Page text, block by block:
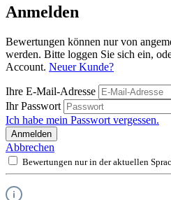
Anmelden
Bewertungen können nur von
werden. Bitte loggen Sie sich ein,
Account. Neuer Kunde?
Ihre E-Mail-Adresse
Ihr Passwort
Ich habe mein Passwort vergessen.
Anmelden
Abbrechen
Bewertungen nur in der aktuellen